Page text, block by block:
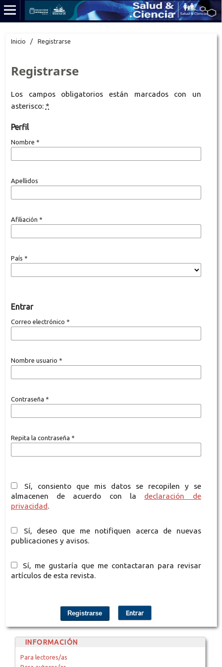
Inicio / Registrarse
Registrarse
Los campos obligatorios están marcados con un
asterisco: *
Perfil
Nombre *
Apellidos
Afiliación *
País *
Entrar
Correo electrónico *
Nombre usuario *
Contraseña *
Repita la contraseña *
almacenen de acuerdo con la declaración de
privacidad.
publicaciones y avisos.
artículos de esta revista.
Registrarse Entrar
INFORMACIÓN
Para lectores/as